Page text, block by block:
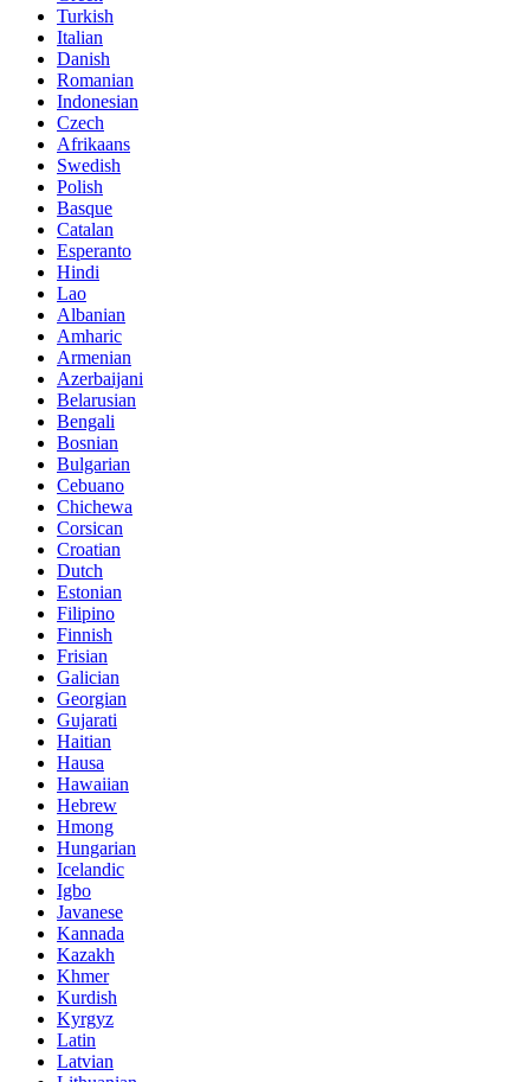
Turkish
Italian
Danish
Romanian
Indonesian
Czech
Afrikaans
Swedish
Polish
Basque
Catalan
Esperanto
Hindi
Lao
Albanian
Amharic
Armenian
Azerbaijani
Belarusian
Bengali
Bosnian
Bulgarian
Cebuano
Chichewa
Corsican
Croatian
Dutch
Estonian
Filipino
Finnish
Frisian
Galician
Georgian
Gujarati
Haitian
Hausa
Hawaiian
Hebrew
Hmong
Hungarian
Icelandic
Igbo
Javanese
Kannada
Kazakh
Khmer
Kurdish
Kyrgyz
Latin
Latvian